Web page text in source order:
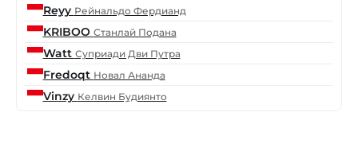
Reyy Рейнальдо Фердианд
KRIBOO Станлай Подана
Watt Суприади Дви Путра
Fredoqt Новал Ананда
Vinzy Келвин Будиянто